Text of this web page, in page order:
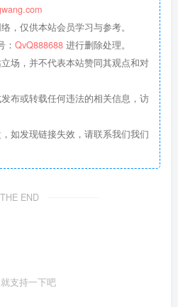
，仅供本站会员学习与参考。
： QvQ888688 进行删除处理。
场，并不代表本站赞同其观点和对
布或转载任何违法的相关信息，访
如发现链接失效，请联系我们我们
THE END
支持一下吧